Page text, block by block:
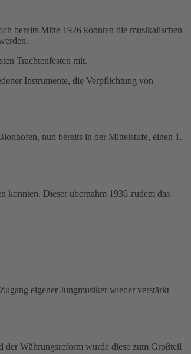
bereits Mitte 1926 konnten die musikalischen
Trachtenfesten mit.
Instrumente, die Verpflichtung von
nun bereits in der Mittelstufe, einen 1.
konnten. Dieser übernahm 1936 zudem das
eigener Jungmusiker wieder verstärkt
der Währungsreform wurde diese zum Großteil